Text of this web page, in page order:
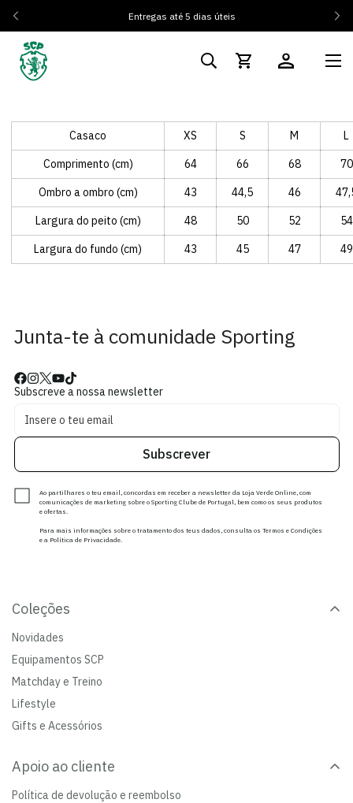
Entregas até 5 dias úteis
Casaco XS S M
L
Comprimento (cm)
64 66 68
70
Ombro a ombro (cm)
43 44,5 46
Largura do peito (cm)
48 50 52
54
Largura do fundo (cm)
43 45 47 49
Junta-te à comunidade Sporting
Subscreve a nossa newsletter
Subscrever
Ao partilhares o teu email, concordas em receber a newsletter da Loja Verde Online, com
comunicações de marketing sobre o Sporting Clube de Portugal, bem como os seus produtos
e ofertas.
Para mais informações sobre o tratamento dos teus dados, consulta os Termos e Condições
e a Política de Privacidade.
Coleções
Novidades
Equipamentos SCP
Matchday e Treino
Lifestyle
Gifts e Acessórios
Apoio ao cliente
Política de devolução e reembolso